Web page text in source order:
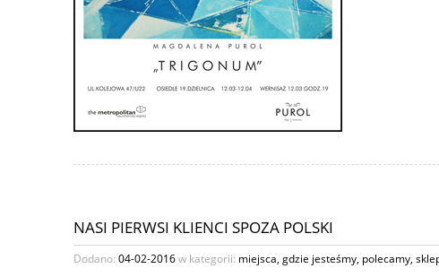
NASI PIERWSI KLIENCI SPOZA POLSKI
Dodano: 04-02-2016w kategorii: miejsca, gdzie jesteśmy, polecamy,